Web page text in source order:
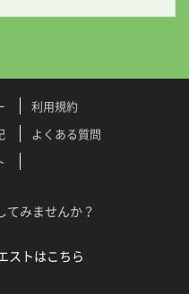
ストはこちら
利用規約
よくある質問
てみませんか？